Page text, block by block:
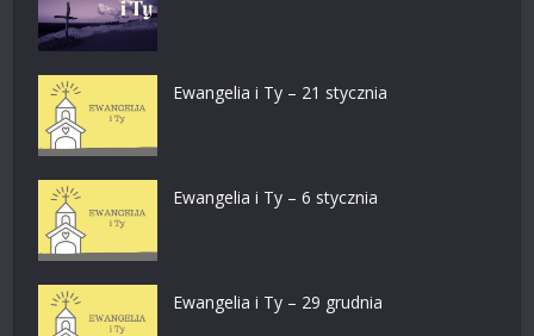
Ewangelia i Ty – 21 stycznia
Ewangelia i Ty – 6 stycznia
Ewangelia i Ty – 29 grudnia